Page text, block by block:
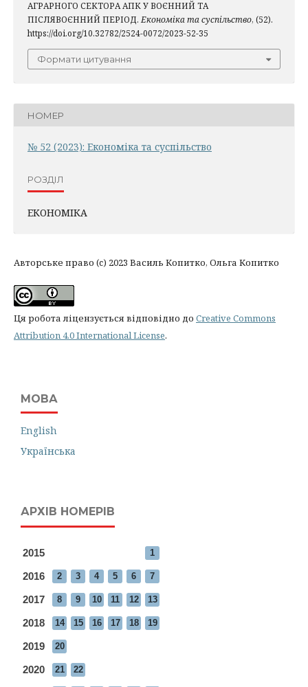
АГРАРНОГО СЕКТОРА АПК У ВОЄННИЙ ТА
ПІСЛЯВОЄННИЙ ПЕРІОД. Економіка та суспільство, (52).
https://doi.org/10.32782/2524-0072/2023-52-35
Формати цитування
НОМЕР
№ 52 (2023): Економіка та суспільство
РОЗДІЛ
ЕКОНОМІКА
Авторське право (c) 2023 Василь Копитко, Ольга Копитко
Ця робота ліцензується відповідно до Creative Commons
Attribution 4.0 International License.
МОВА
English
Українська
АРХІВ НОМЕРІВ
2015 1
2016 2 3 4 5 6 7
2017 8 9 10 11 12 13
2018 14 15 16 17 18 19
2019 20
2020 21 22